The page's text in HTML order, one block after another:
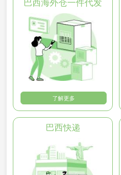
巴西海外仓一件代发
了解更多
巴西快递